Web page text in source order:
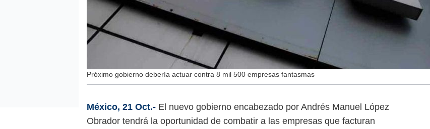
Próximo gobierno debería actuar contra 8 mil 500 empresas fantasmas
México, 21 Oct.- El nuevo gobierno encabezado por Andrés Manuel López
Obrador tendrá la oportunidad de combatir a las empresas que facturan